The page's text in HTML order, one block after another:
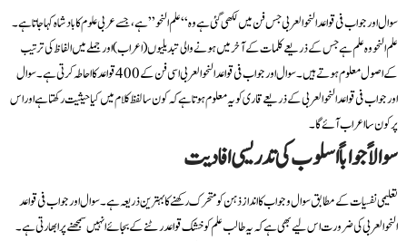
سوال اور جواب فی قواعد النحو العربی جس فن میں لکھی گئی ہے وہ “علم النحو” ہے، جسے عربی علوم کا بادشاہ کہا جاتا ہے۔
علم النحو وہ علم ہے جس کے ذریعے کلمات کے آخر میں ہونے والی تبدیلیوں (اعراب) اور جملے میں الفاظ کی ترتیب
کے اصول معلوم ہوتے ہیں۔ سوال اور جواب فی قواعد النحو العربی اسی فن کے 400 قواعد کا احاطہ کرتی ہے۔ سوال
اور جواب فی قواعد النحو العربی کے ذریعے قاری کو یہ معلوم ہوتا ہے کہ کون سا لفظ کلام میں کیا حیثیت رکھتا ہے اور اس
پر کون سا اعراب آئے گا۔
سوالاً جواباً اسلوب کی تدریسی افادیت
تعلیمی نفسیات کے مطابق سوال و جواب کا انداز ذہن کو متحرک رکھنے کا بہترین ذریعہ ہے۔ سوال اور جواب فی قواعد
النحو العربی کی ضرورت اس لیے بھی ہے کہ یہ طالب علم کو خشک قواعد رٹنے کے بجائے انہیں سمجھنے پر ابھارتی ہے۔